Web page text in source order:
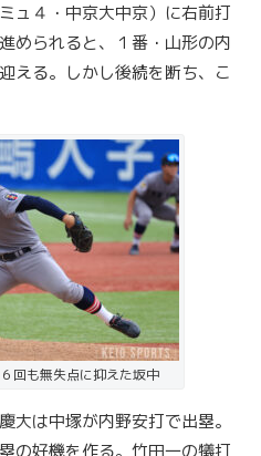
ュ４・中京大中京）に右前打
められると、１番・山形の内
える。しかし後続を断ち、こ
回も無失点に抑えた坂中
大は中塚が内野安打で出塁。
の好機を作る。竹田一の犠打